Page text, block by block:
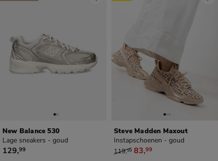
New Balance 530
Lage sneakers - goud
€ 129,99
129,99
Steve Madden Maxout
Instapschoenen - goud
van € 119,99 voor € 83,99
119,99 83,99